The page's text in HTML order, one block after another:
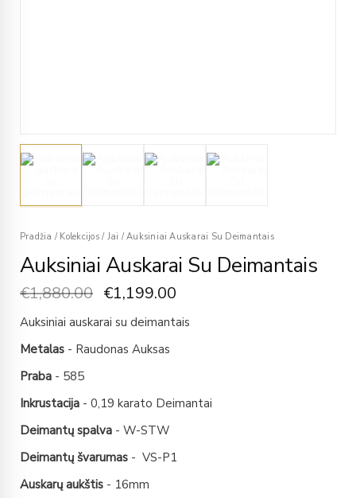
Pradžia / Kolekcijos / Jai /Auksiniai Auskarai Su Deimantais
Auksiniai Auskarai Su Deimantais
€1,880.00 €1,199.00
Auksiniai auskarai su deimantais
Metalas - Raudonas Auksas
Praba - 585
Inkrustacija - 0,19 karato Deimantai
Deimantų spalva - W-STW
Deimantų švarumas - VS-P1
Auskarų aukštis - 16mm